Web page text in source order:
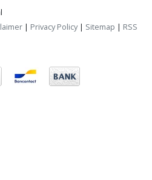
| Privacy Policy| Sitemap | RSS